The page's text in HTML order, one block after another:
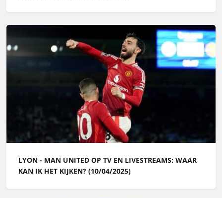
LYON - MAN UNITED OP TV EN LIVESTREAMS: WAAR
KAN IK HET KIJKEN? (10/04/2025)